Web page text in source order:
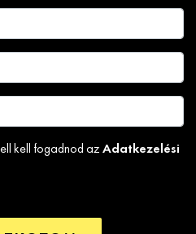
kell fogadnod az Adatkezelési